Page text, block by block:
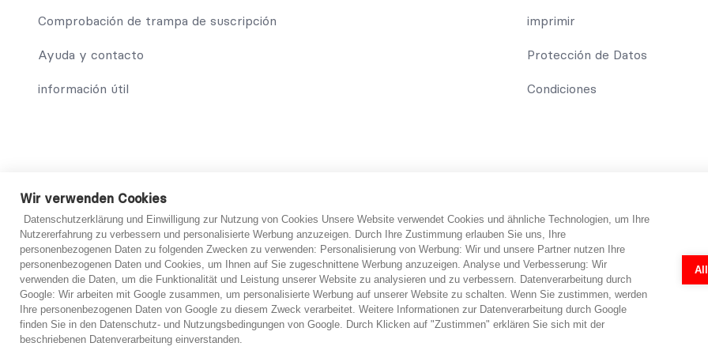
Comprobación de trampa de suscripción
Ayuda y contacto
información útil
imprimir
Protección de Datos
Condiciones
*Nota: abo-hilfe.de sirve como sitio web informativo. El consumidor recibe información y consejos y trucos sobre el tema de la
consumidor y el cuestionario también se puede completar por teléfono. abo-hilfe.de no proporciona ningún servicio jurídico ni
se proporcione, el consumidor podrá ponerse en contacto con abogados. Los cuestionarios y formularios en línea fueron creados
En principio, sin embargo, siempre es necesario un examen individual por parte de un abogado en cada caso concreto. Un
haber examinado los documentos presentados.
Wir verwenden Cookies
Datenschutzerklärung und Einwilligung zur Nutzung von Cookies Unsere Website verwendet Cookies und ähnliche Technologien, um Ihre
Nutzererfahrung zu verbessern und personalisierte Werbung anzuzeigen. Durch Ihre Zustimmung erlauben Sie uns, Ihre
personenbezogenen Daten zu folgenden Zwecken zu verwenden: Personalisierung von Werbung: Wir und unsere Partner nutzen Ihre
personenbezogenen Daten und Cookies, um Ihnen auf Sie zugeschnittene Werbung anzuzeigen. Analyse und Verbesserung: Wir
verwenden die Daten, um die Funktionalität und Leistung unserer Website zu analysieren und zu verbessern. Datenverarbeitung durch
Google: Wir arbeiten mit Google zusammen, um personalisierte Werbung auf unserer Website zu schalten. Wenn Sie zustimmen, werden
Ihre personenbezogenen Daten von Google zu diesem Zweck verarbeitet. Weitere Informationen zur Datenverarbeitung durch Google
finden Sie in den Datenschutz- und Nutzungsbedingungen von Google. Durch Klicken auf "Zustimmen" erklären Sie sich mit der
beschriebenen Datenverarbeitung einverstanden.